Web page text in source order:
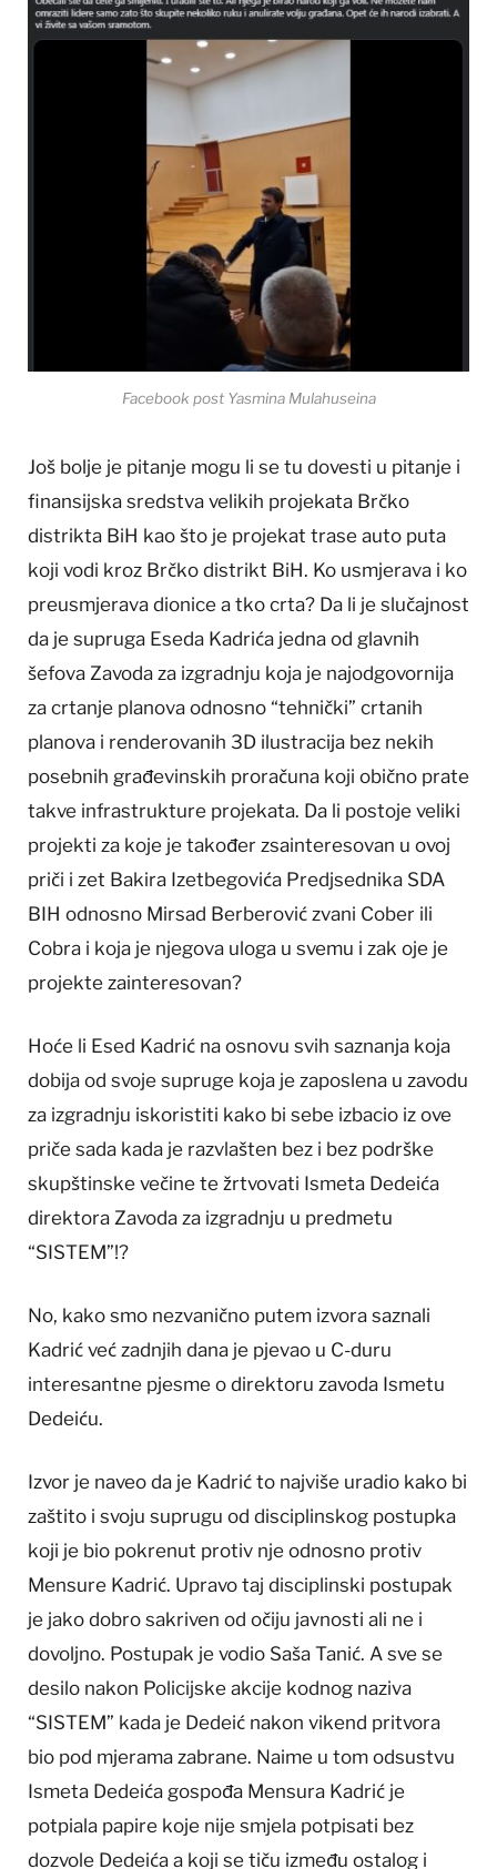
Facebook post Yasmina Mulahuseina
Još bolje je pitanje mogu li se tu dovesti u pitanje i
finansijska sredstva velikih projekata Brčko
distrikta BiH kao što je projekat trase auto puta
koji vodi kroz Brčko distrikt BiH. Ko usmjerava i ko
preusmjerava dionice a tko crta? Da li je slučajnost
da je supruga Eseda Kadrića jedna od glavnih
šefova Zavoda za izgradnju koja je najodgovornija
za crtanje planova odnosno “tehnički” crtanih
planova i renderovanih 3D ilustracija bez nekih
posebnih građevinskih proračuna koji obično prate
takve infrastrukture projekata. Da li postoje veliki
projekti za koje je također zsainteresovan u ovoj
priči i zet Bakira Izetbegovića Predjsednika SDA
BIH odnosno Mirsad Berberović zvani Cober ili
Cobra i koja je njegova uloga u svemu i zak oje je
projekte zainteresovan?
Hoće li Esed Kadrić na osnovu svih saznanja koja
dobija od svoje supruge koja je zaposlena u zavodu
za izgradnju iskoristiti kako bi sebe izbacio iz ove
priče sada kada je razvlašten bez i bez podrške
skupštinske večine te žrtvovati Ismeta Dedeića
direktora Zavoda za izgradnju u predmetu
“SISTEM”!?
No, kako smo nezvanično putem izvora saznali
Kadrić već zadnjih dana je pjevao u C-duru
interesantne pjesme o direktoru zavoda Ismetu
Dedeiću.
Izvor je naveo da je Kadrić to najviše uradio kako bi
zaštito i svoju suprugu od disciplinskog postupka
koji je bio pokrenut protiv nje odnosno protiv
Mensure Kadrić. Upravo taj disciplinski postupak
je jako dobro sakriven od očiju javnosti ali ne i
dovoljno. Postupak je vodio Saša Tanić. A sve se
desilo nakon Policijske akcije kodnog naziva
“SISTEM” kada je Dedeić nakon vikend pritvora
bio pod mjerama zabrane. Naime u tom odsustvu
Ismeta Dedeića gospođa Mensura Kadrić je
potpiala papire koje nije smjela potpisati bez
dozvole Dedeića a koji se tiču između ostalog i